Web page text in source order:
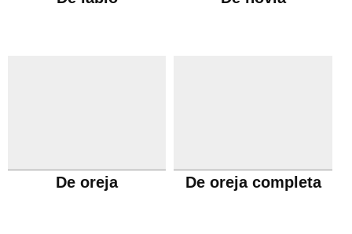
De oreja De oreja completa